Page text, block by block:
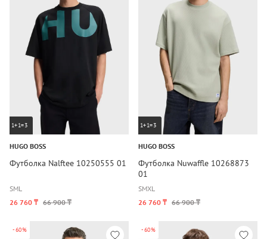
1+1=3
HUGO BOSS
Футболка Nalftee 10250555 01
SML
26 760 ₸ 66 900 ₸
1+1=3
HUGO BOSS
Футболка Nuwaffle 10268873
01
SMXL
26 760 ₸ 66 900 ₸
-60% -60%